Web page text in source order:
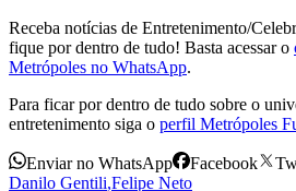
Receba notícias de Entretenimento/
fique por dentro de tudo! Basta acessar o
Metrópoles no WhatsApp.
Para ficar por dentro de tudo sobre o
entretenimento siga o perfil Metrópoles
Enviar no WhatsApp Facebook
Danilo Gentili,Felipe Neto